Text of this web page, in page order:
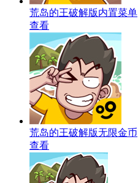
荒岛的王破解版内置菜单
查看
荒岛的王破解版无限金币
查看